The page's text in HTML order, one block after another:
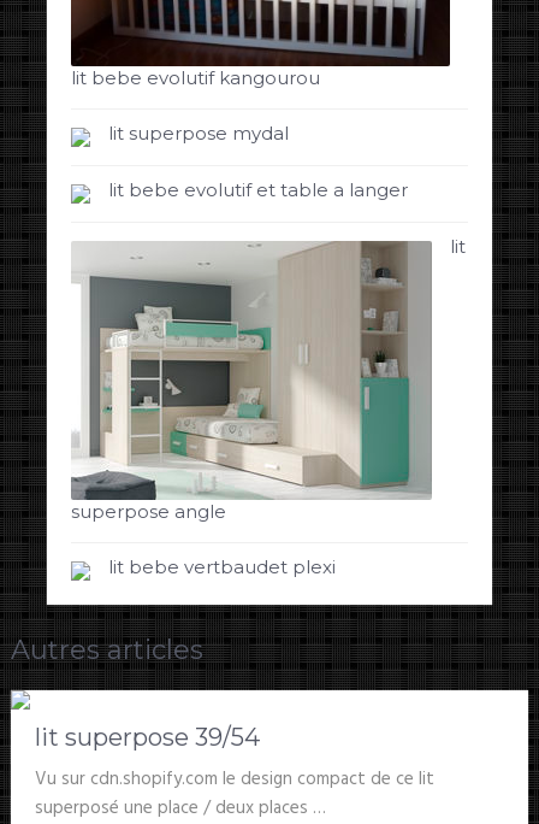
lit bebe evolutif kangourou
lit superpose mydal
lit bebe evolutif et table a langer
lit
superpose angle
lit bebe vertbaudet plexi
Autres articles
lit superpose 39/54
Vu sur cdn.shopify.com le design compact de ce lit
superposé une place / deux places …